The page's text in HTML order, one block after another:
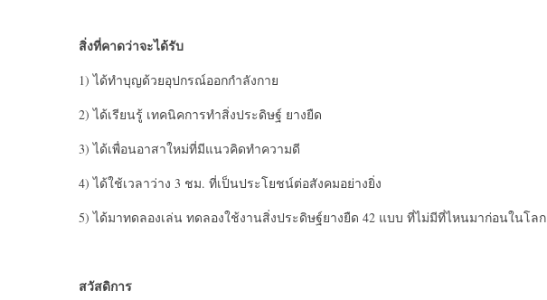
สิ่งที่คาดว่าจะได้รับ
1) ได้ทำบุญด้วยอุปกรณ์ออกกำลังกาย
2) ได้เรียนรู้ เทคนิคการทำสิ่งประดิษฐ์ ยางยืด
3) ได้เพื่อนอาสาใหม่ที่มีแนวคิดทำความดี
4) ได้ใช้เวลาว่าง 3 ชม. ที่เป็นประโยชน์ต่อสังคมอย่างยิ่ง
5) ได้มาทดลองเล่น ทดลองใช้งานสิ่งประดิษฐ์ยางยืด 42 แบบ ที่ไม่มีที่ไหนมาก่อนในโลก
สวัสดิการ